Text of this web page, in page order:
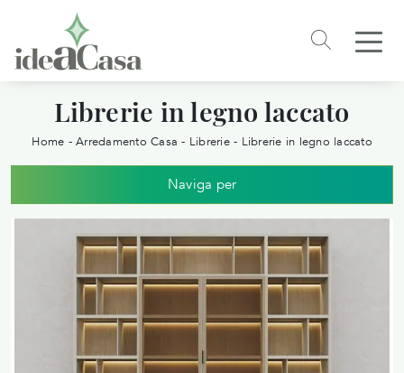
Librerie in legno laccato
Home - Arredamento Casa - Librerie- Librerie in legno laccato
Naviga per